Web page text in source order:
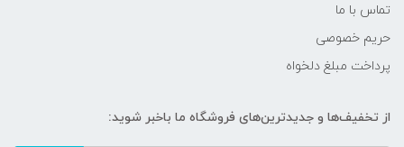
تماس با ما
حریم خصوصی
پرداخت مبلغ دلخواه
از تخفیف‌ها و جدیدترین‌های فروشگاه ما باخبر شوید: